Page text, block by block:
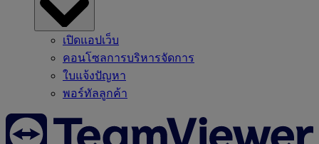
เปิดแอปเว็บ
คอนโซลการบริหารจัดการ
ใบแจ้งปัญหา
พอร์ทัลลูกค้า